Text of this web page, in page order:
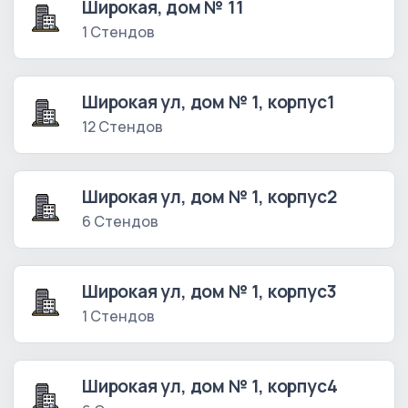
Широкая, дом № 11
1 Стендов
Широкая ул, дом № 1, корпус1
12 Стендов
Широкая ул, дом № 1, корпус2
6 Стендов
Широкая ул, дом № 1, корпус3
1 Стендов
Широкая ул, дом № 1, корпус4